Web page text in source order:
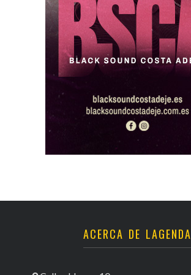
ACERCA DE LAGENDA